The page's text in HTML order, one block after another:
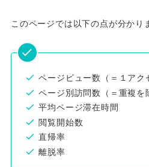
このページでは以下の点が分かり
ページビュー数（＝１アク
ページ別訪問数（＝重複を
平均ページ滞在時間
閲覧開始数
直帰率
離脱率